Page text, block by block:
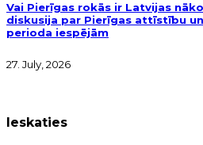
Vai Pierīgas rokās ir Latvijas
diskusija par Pierīgas attīstību
perioda iespējām
27. July, 2026
Ieskaties